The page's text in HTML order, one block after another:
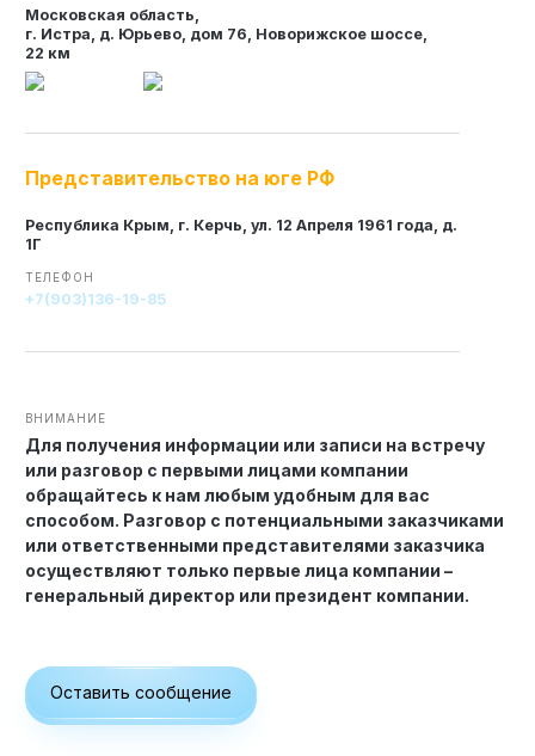
Функция Генподрядчик
Дизайн интерьеров. Отделка
Облицовка фасада
Реконструкция
Пожизненное обслуживание
Технология по улучшенным российским нормативам
Московская область,
г. Истра, д. Юрьево, дом 76, Новорижское шоссе,
22 км
Представительство на юге РФ
Республика Крым, г. Керчь, ул. 12 Апреля 1961 года, д.
1Г
ТЕЛЕФОН
+7(903)136-19-85
ВНИМАНИЕ
Для получения информации или записи на встречу
или разговор с первыми лицами компании
обращайтесь к нам любым удобным для вас
способом. Разговор с потенциальными заказчиками
или ответственными представителями заказчика
осуществляют только первые лица компании –
генеральный директор или президент компании.
Оставить сообщение